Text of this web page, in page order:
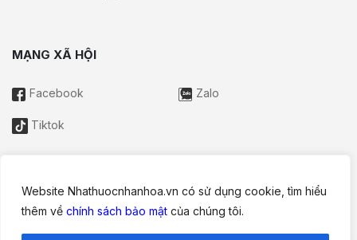
Website Nhathuocnhanhoa.vn có sử dụng cookie, tìm hiểu
thêm về chính sách bảo mật của chúng tôi.
MẠNG XÃ HỘI
Facebook Zalo
Tiktok
Thông tin trên website này chỉ mang tính chất nội bộ tham khảo;